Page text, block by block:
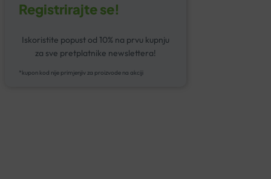
Registrirajte se!
Iskoristite popust od 10% na prvu kupnju
za sve pretplatnike newslettera!
*kupon kod nije primjenjiv za proizvode na akciji